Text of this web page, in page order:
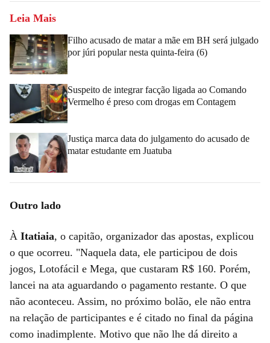
Leia Mais
Filho acusado de matar a mãe em BH será julgado
por júri popular nesta quinta-feira (6)
Suspeito de integrar facção ligada ao Comando
Vermelho é preso com drogas em Contagem
Justiça marca data do julgamento do acusado de
matar estudante em Juatuba
Outro lado
À Itatiaia, o capitão, organizador das apostas, explicou
o que ocorreu. "Naquela data, ele participou de dois
jogos, Lotofácil e Mega, que custaram R$ 160. Porém,
lancei na ata aguardando o pagamento restante. O que
não aconteceu. Assim, no próximo bolão, ele não entra
na relação de participantes e é citado no final da página
como inadimplente. Motivo que não lhe dá direito a